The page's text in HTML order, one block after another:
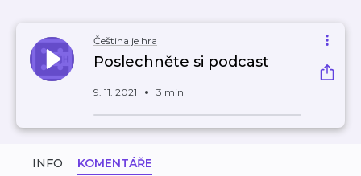
Čeština je hra
Poslechněte si podcast
9. 11. 2021 3 min
INFO KOMENTÁŘE